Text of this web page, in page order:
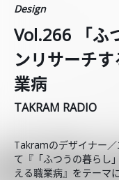
Design
Vol.266 「ふ
ンリサーチ
業病
TAKRAM RADIO
Takramのデザイナー
て『「ふつうの暮らし
える職業病』をテーマ